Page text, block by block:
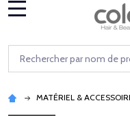
Rechercher
MATÉRIEL &